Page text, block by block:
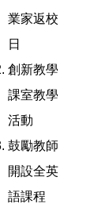
業家返校
日
創新教學
課室教學
活動
鼓勵教師
開設全英
語課程